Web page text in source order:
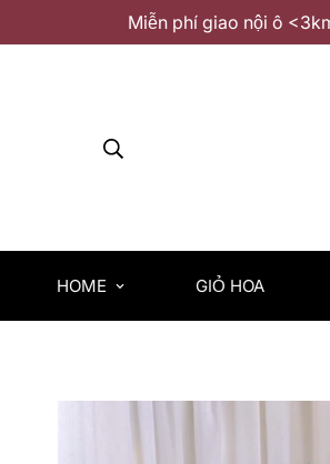
Miễn phí giao nội ô
HOME GIỎ HOA